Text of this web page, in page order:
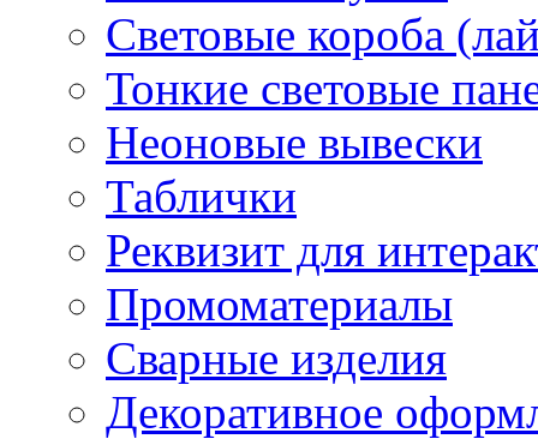
Световые короба
Тонкие световые
Неоновые вывески
Таблички
Реквизит для
Промоматериалы
Сварные изделия
Декоративное